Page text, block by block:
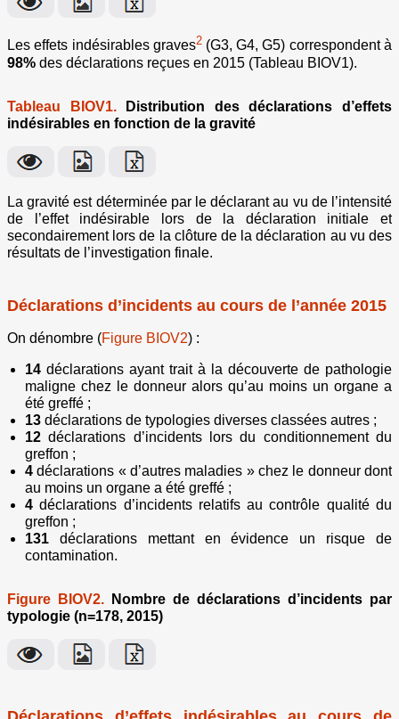
Les effets indésirables graves2(G3, G4, G5) correspondent à
98% des déclarations reçues en 2015 (Tableau BIOV1).
Tableau BIOV1.Distribution des déclarations d’effets
indésirables en fonction de la gravité
La gravité est déterminée par le déclarant au vu de l’intensité
de l’effet indésirable lors de la déclaration initiale et
secondairement lors de la clôture de la déclaration au vu des
résultats de l’investigation finale.
Déclarations d’incidents au cours de l’année 2015
On dénombre (Figure BIOV2) :
14déclarations ayant trait à la découverte de pathologie
maligne chez le donneur alors qu’au moins un organe a
été greffé ;
13déclarations de typologies diverses classées autres ;
12déclarations d’incidents lors du conditionnement du
greffon ;
4déclarations « d’autres maladies » chez le donneur dont
au moins un organe a été greffé ;
4déclarations d’incidents relatifs au contrôle qualité du
greffon ;
131 déclarations mettant en évidence un risque de
contamination.
Figure BIOV2. Nombre de déclarations d’incidents par
typologie (n=178, 2015)